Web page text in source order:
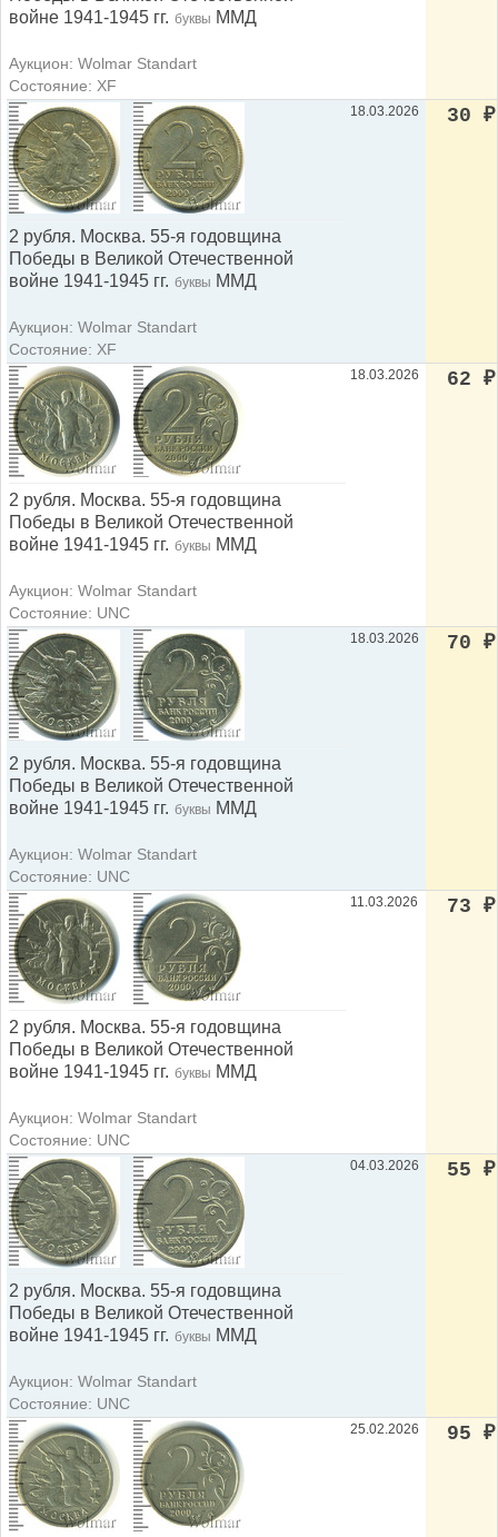
войне 1941-1945 гг. буквы ММД
Аукцион: Wolmar Standart
Состояние: XF
2 рубля. Москва. 55-я годовщина
Победы в Великой Отечественной
войне 1941-1945 гг. буквы ММД
Аукцион: Wolmar Standart
Состояние: XF
18.03.2026 30 ₽
2 рубля. Москва. 55-я годовщина
Победы в Великой Отечественной
войне 1941-1945 гг. буквы ММД
Аукцион: Wolmar Standart
Состояние: UNC
18.03.2026 62 ₽
2 рубля. Москва. 55-я годовщина
Победы в Великой Отечественной
войне 1941-1945 гг. буквы ММД
Аукцион: Wolmar Standart
Состояние: UNC
18.03.2026 70 ₽
2 рубля. Москва. 55-я годовщина
Победы в Великой Отечественной
войне 1941-1945 гг. буквы ММД
Аукцион: Wolmar Standart
Состояние: UNC
11.03.2026 73 ₽
2 рубля. Москва. 55-я годовщина
Победы в Великой Отечественной
войне 1941-1945 гг. буквы ММД
Аукцион: Wolmar Standart
Состояние: UNC
04.03.2026 55 ₽
25.02.2026 95 ₽